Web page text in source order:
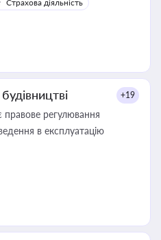
Страхова діяльність
+19
регулювання
в експлуатацію